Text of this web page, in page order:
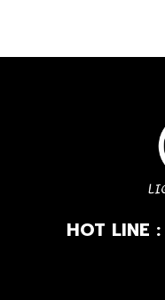
HOT LINE :